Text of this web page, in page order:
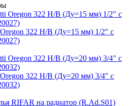
322 Н/В (Ду=15 мм) 1/2" с
322 Н/В (Ду=20 мм) 3/4" с